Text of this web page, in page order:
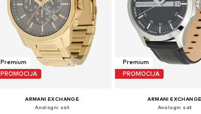
Premium
PROMOCIJA
ARMANI EXCHANGE
Analogni sat
Premium
PROMOCIJA
ARMANI EXCHANGE
Analogni sat